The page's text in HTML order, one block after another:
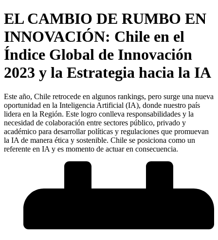
EL CAMBIO DE RUMBO EN
INNOVACIÓN: Chile en el
Índice Global de Innovación
2023 y la Estrategia hacia la IA
Este año, Chile retrocede en algunos rankings, pero surge una nueva
oportunidad en la Inteligencia Artificial (IA), donde nuestro país
lidera en la Región. Este logro conlleva responsabilidades y la
necesidad de colaboración entre sectores público, privado y
académico para desarrollar políticas y regulaciones que promuevan
la IA de manera ética y sostenible. Chile se posiciona como un
referente en IA y es momento de actuar en consecuencia.